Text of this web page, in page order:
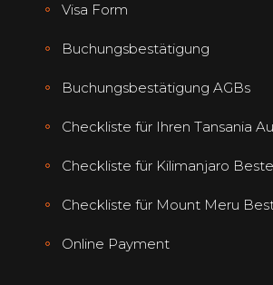
Visa Form
Buchungsbestätigung
Buchungsbestätigung AGBs
Checkliste für Ihren Tansania
Checkliste für Kilimanjaro
Checkliste für Mount Meru
Online Payment